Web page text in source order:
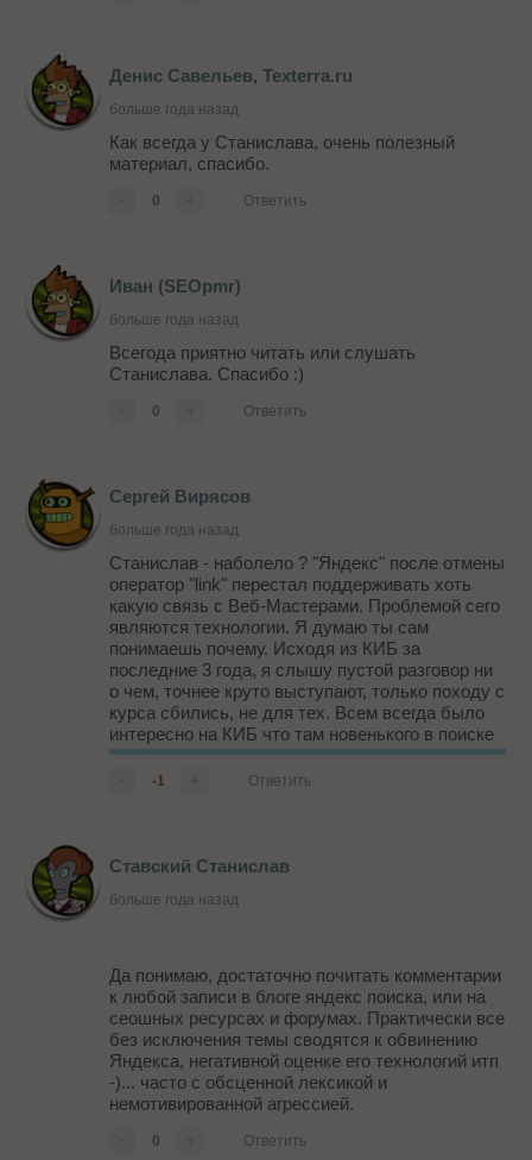
Денис Савельев, Texterra.ru
больше года назад
Как всегда у Станислава, очень полезный
материал, спасибо.
0 Ответить
Иван (SEOpmr)
больше года назад
Всегода приятно читать или слушать
Станислава. Спасибо :)
0 Ответить
Сергей Вирясов
больше года назад
Станислав - наболело ? "Яндекс" после отмены
оператор "link" перестал поддерживать хоть
какую связь с Веб-Мастерами. Проблемой сего
являются технологии. Я думаю ты сам
понимаешь почему. Исходя из КИБ за
последние 3 года, я слышу пустой разговор ни
о чем, точнее круто выступают, только походу с
курса сбились, не для тех. Всем всегда было
интересно на КИБ что там новенького в поиске
замутили, сейчас это просто рассказы про
ЮЗАБИЛИТИ. И да, конечно Яндекс готов
-1 Ответить
Ставский Станислав
больше года назад
Да понимаю, достаточно почитать комментарии
к любой записи в блоге яндекс поиска, или на
сеошных ресурсах и форумах. Практически все
без исключения темы сводятся к обвинению
Яндекса, негативной оценке его технологий итп
-)... часто с обсценной лексикой и
немотивированной агрессией.
0 Ответить